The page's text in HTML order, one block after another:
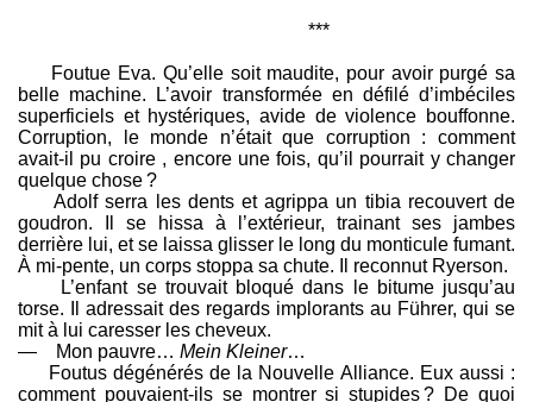
***
Foutue Eva. Qu’elle soit maudite, pour avoir purgé sa
belle machine. L’avoir transformée en défilé d’imbéciles
superficiels et hystériques, avide de violence bouffonne.
Corruption, le monde n’était que corruption : comment
avait-il pu croire , encore une fois, qu’il pourrait y changer
quelque chose ?
Adolf serra les dents et agrippa un tibia recouvert de
goudron. Il se hissa à l’extérieur, trainant ses jambes
derrière lui, et se laissa glisser le long du monticule fumant.
À mi-pente, un corps stoppa sa chute. Il reconnut Ryerson.
L’enfant se trouvait bloqué dans le bitume jusqu’au
torse. Il adressait des regards implorants au Führer, qui se
mit à lui caresser les cheveux.
— Mon pauvre… Mein Kleiner…
Foutus dégénérés de la Nouvelle Alliance. Eux aussi :
comment pouvaient-ils se montrer si stupides ? De quoi